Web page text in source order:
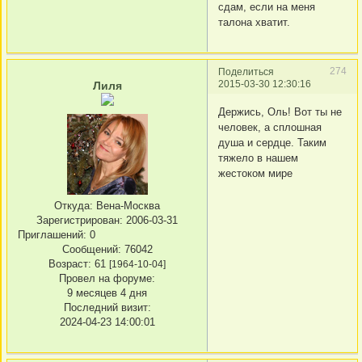
сдам, если на меня
талона хватит.
Поделиться
274
2015-03-30 12:30:16
Лиля
Откуда: Вена-Москва
Зарегистрирован: 2006-03-31
Приглашений: 0
Сообщений: 76042
Возраст: 61 [1964-10-04]
Провел на форуме:
9 месяцев 4 дня
Последний визит:
2024-04-23 14:00:01
Держись, Оль! Вот ты не
человек, а сплошная
душа и сердце. Таким
тяжело в нашем
жестоком мире